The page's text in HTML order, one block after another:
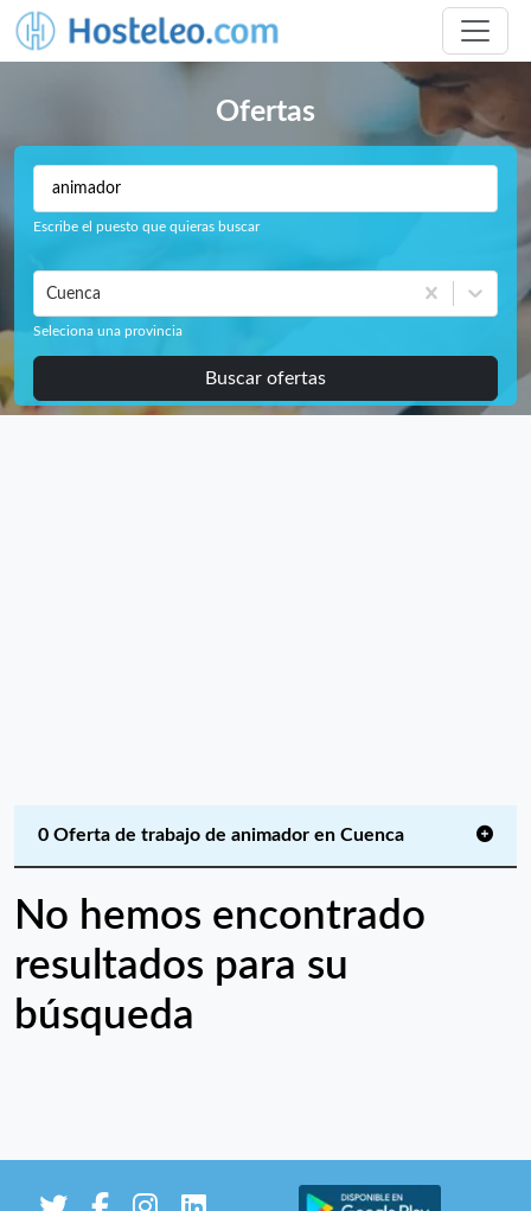
Ofertas
Escribe el puesto que quieras buscar
Cuenca
Seleciona una provincia
Buscar ofertas
0 Oferta de trabajo de animador en Cuenca
No hemos encontrado
resultados para su
búsqueda